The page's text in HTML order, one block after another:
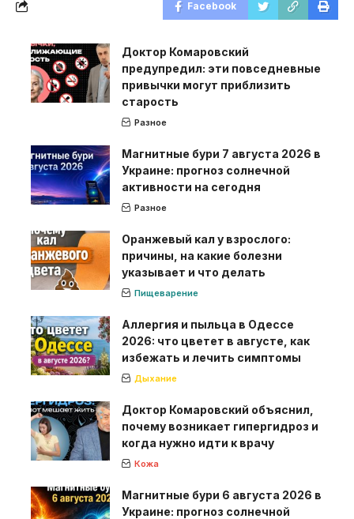
Facebook
Доктор Комаровский
предупредил: эти повседневные
привычки могут приблизить
старость
Разное
Магнитные бури 7 августа 2026 в
Украине: прогноз солнечной
активности на сегодня
Разное
Оранжевый кал у взрослого:
причины, на какие болезни
указывает и что делать
Пищеварение
Аллергия и пыльца в Одессе
2026: что цветет в августе, как
избежать и лечить симптомы
Дыхание
Доктор Комаровский объяснил,
почему возникает гипергидроз и
когда нужно идти к врачу
Кожа
Магнитные бури 6 августа 2026 в
Украине: прогноз солнечной